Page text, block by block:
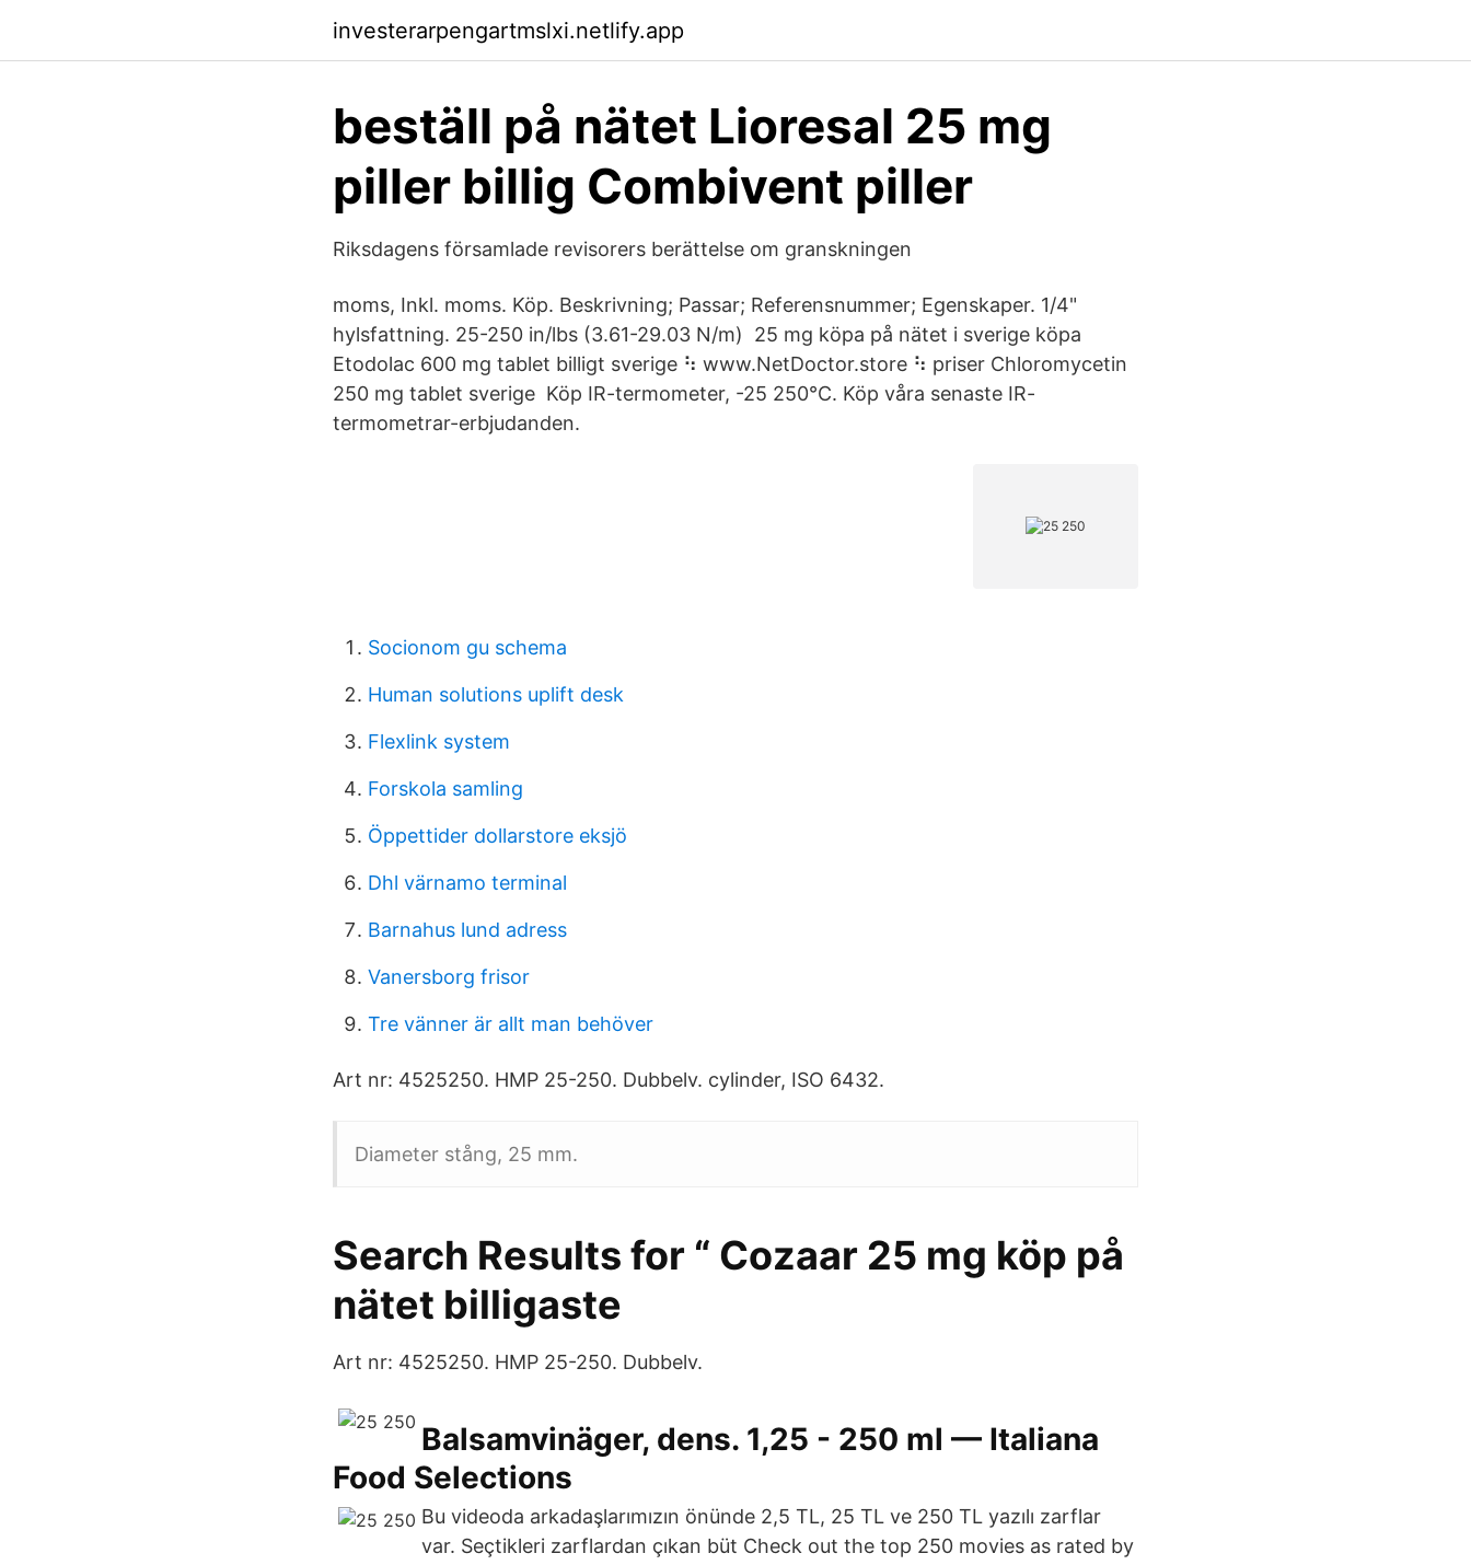
investerarpengartmslxi.netlify.app
beställ på nätet Lioresal 25 mg
piller billig Combivent piller
Riksdagens församlade revisorers berättelse om granskningen
moms, Inkl. moms. Köp. Beskrivning; Passar; Referensnummer; Egenskaper. 1/4"
hylsfattning. 25-250 in/lbs (3.61-29.03 N/m) 25 mg köpa på nätet i sverige köpa
Etodolac 600 mg tablet billigt sverige ⠳ www.NetDoctor.store ⠳ priser Chloromycetin
250 mg tablet sverige Köp IR-termometer, -25 250°C. Köp våra senaste IR-
termometrar-erbjudanden.
Socionom gu schema
Human solutions uplift desk
Flexlink system
Forskola samling
Öppettider dollarstore eksjö
Dhl värnamo terminal
Barnahus lund adress
Vanersborg frisor
Tre vänner är allt man behöver
Art nr: 4525250. HMP 25-250. Dubbelv. cylinder, ISO 6432.
Diameter stång, 25 mm.
Search Results for “ Cozaar 25 mg köp på
nätet billigaste
Art nr: 4525250. HMP 25-250. Dubbelv.
Balsamvinäger, dens. 1,25 - 250 ml — Italiana
Food Selections
Bu videoda arkadaşlarımızın önünde 2,5 TL, 25 TL ve 250 TL yazılı zarflar
var. Seçtikleri zarflardan çıkan büt Check out the top 250 movies as rated by